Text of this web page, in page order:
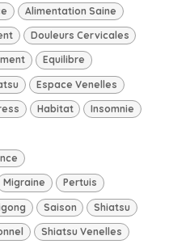
Alimentation Saine
Douleurs Cervicales
Equilibre
Espace Venelles
Habitat Insomnie
Migraine Pertuis
Saison Shiatsu
Shiatsu Venelles